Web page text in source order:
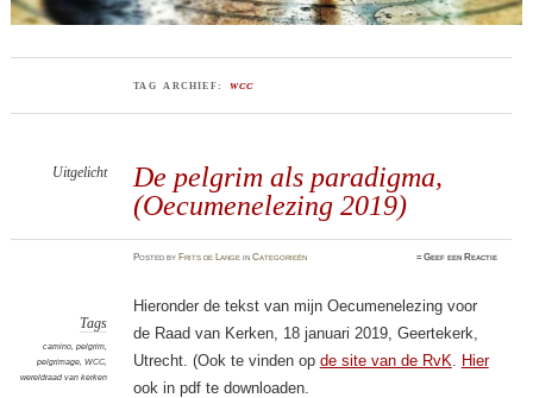
TAG ARCHIEF: WCC
De pelgrim als paradigma,
(Oecumenelezing 2019)
Uitgelicht
PostedbyFrits de Lange inCategorieën ≈Geef een Reactie
Tags
camino, pelgrim,
pelgrimage, WCC,
wereldraad van kerken
Hieronder de tekst van mijn Oecumenelezing voor
de Raad van Kerken, 18 januari 2019, Geertekerk,
Utrecht. (Ook te vinden op de site van de RvK
Hier
ook in pdf te downloaden.